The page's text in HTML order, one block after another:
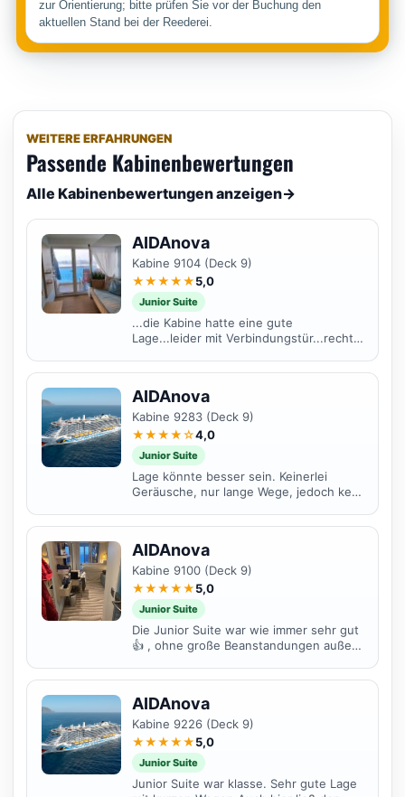
zur Orientierung; bitte prüfen Sie vor der Buchung den
aktuellen Stand bei der Reederei.
WEITERE ERFAHRUNGEN
Passende Kabinenbewertungen
Alle Kabinenbewertungen anzeigen→
AIDAnova
Kabine 9104 (Deck 9)
★★★★★5,0
Junior Suite
...die Kabine hatte eine gute
Lage...leider mit Verbindungstür...rechts
AIDAnova
Kabine 9283 (Deck 9)
★★★★☆4,0
Junior Suite
Lage könnte besser sein. Keinerlei
Geräusche, nur lange Wege, jedoch kein
AIDAnova
Kabine 9100 (Deck 9)
★★★★★5,0
Junior Suite
Die Junior Suite war wie immer sehr gut
👍 , ohne große Beanstandungen außer
AIDAnova
Kabine 9226 (Deck 9)
★★★★★5,0
Junior Suite
Junior Suite war klasse. Sehr gute Lage